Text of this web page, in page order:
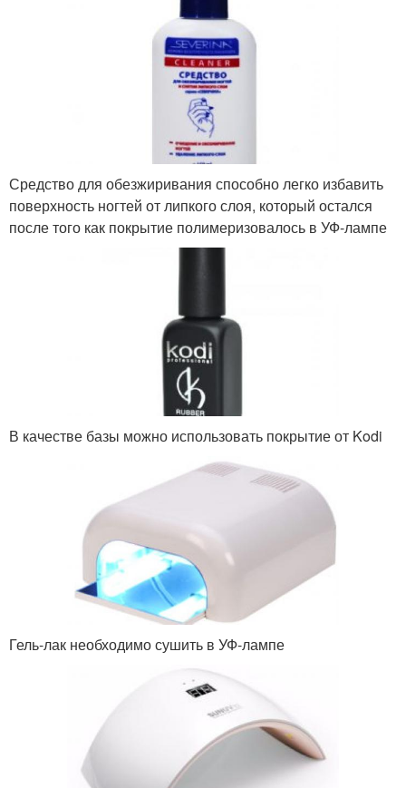
Средство для обезжиривания способно легко избавить
поверхность ногтей от липкого слоя, который остался
после того как покрытие полимеризовалось в УФ-лампе
В качестве базы можно использовать покрытие от Kodi
Гель-лак необходимо сушить в УФ-лампе